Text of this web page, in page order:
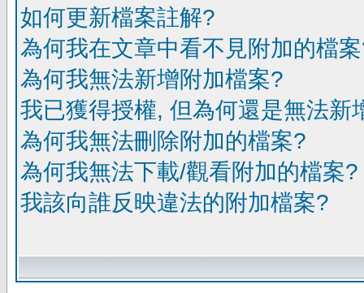
如何更新檔案註解?
為何我在文章中看不見附加的檔
為何我無法新增附加檔案?
我已獲得授權, 但為何還是無法新
為何我無法刪除附加的檔案?
為何我無法下載/觀看附加的檔案?
我該向誰反映違法的附加檔案?